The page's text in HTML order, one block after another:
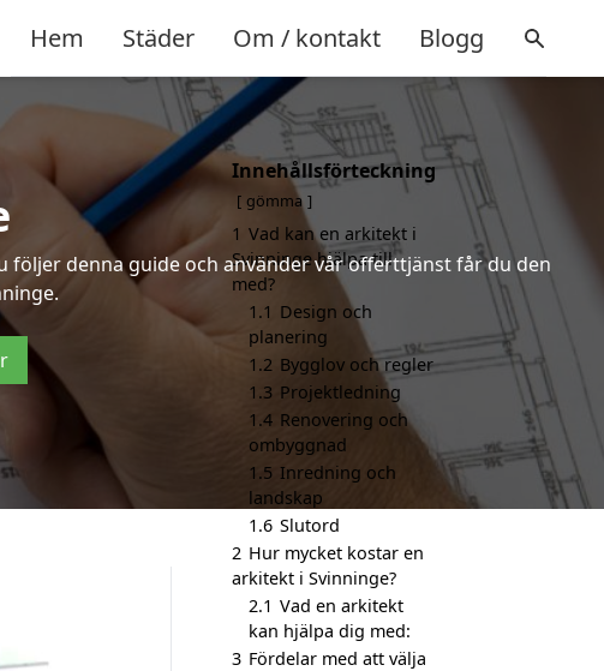
Hem Städer Om / kontakt Blogg
denna guide och använder vår offerttjänst får du den
Innehållsförteckning
gömma
1 Vad kan en arkitekt i
Svinninge hjälpa till
med?
1.1 Design och
planering
1.2 Bygglov och regler
1.3 Projektledning
1.4 Renovering och
ombyggnad
1.5 Inredning och
landskap
1.6 Slutord
2 Hur mycket kostar en
arkitekt i Svinninge?
2.1 Vad en arkitekt
kan hjälpa dig med:
3 Fördelar med att välja